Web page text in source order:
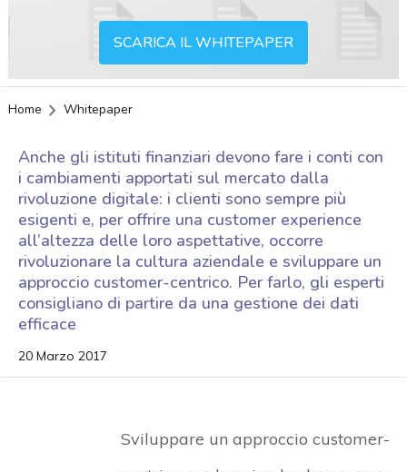
SCARICA IL WHITEPAPER
Home Whitepaper
Anche gli istituti finanziari devono fare i conti con
i cambiamenti apportati sul mercato dalla
rivoluzione digitale: i clienti sono sempre più
esigenti e, per offrire una customer experience
all’altezza delle loro aspettative, occorre
rivoluzionare la cultura aziendale e sviluppare un
approccio customer-centrico. Per farlo, gli esperti
consigliano di partire da una gestione dei dati
efficace
20 Marzo 2017
Sviluppare un approccio customer-